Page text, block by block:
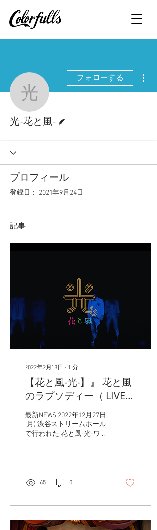
光-花と風-
フォローする
光-花と風-
プロフィール
登録日： 2021年9月24日
記事
2022年2月18日 ∙ 1 分
【花と風-光-】』 花と風
のラプソディー（ LIVE
Ver.) [Offcial Live Lyric
Video]
最新NEWS 2022年12月27日
(月) 渋谷ストリームホール
で行われた 花と風-光-ワン
を公開！
65 0